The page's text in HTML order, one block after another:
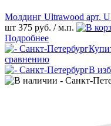
Молдинг Ultrawood арт.
шт 375 руб. / м.п.
Подробнее
сравнению
В